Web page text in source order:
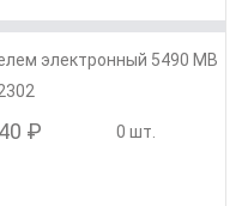
электронный 5490 MB
₽ 0 шт.